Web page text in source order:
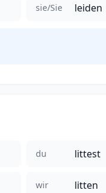
sie/Sie leiden
du littest
wir litten